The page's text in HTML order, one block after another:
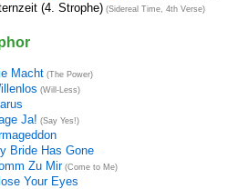
(4. Strophe) (Sidereal Time, 4th Verse)
Macht (The Power)
(Will-Less)
Ja! (Say Yes!)
Bride Has Gone
Zu Mir(Come to Me)
Your Eyes